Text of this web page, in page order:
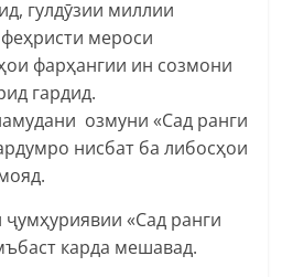
гулдӯзии миллии
мероси
фарҳангии ин созмони
гардид.
озмуни «Сад ранги
нисбат ба либосҳои
«Сад ранги
карда мешавад.